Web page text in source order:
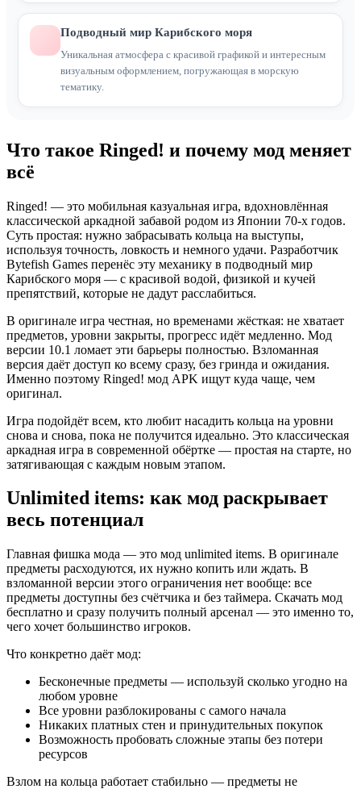
Подводный мир Карибского моря
Уникальная атмосфера с красивой графикой и интересным
визуальным оформлением, погружающая в морскую
тематику.
Что такое Ringed! и почему мод меняет
всё
Ringed! — это мобильная казуальная игра, вдохновлённая
классической аркадной забавой родом из Японии 70-х годов.
Суть простая: нужно забрасывать кольца на выступы,
используя точность, ловкость и немного удачи. Разработчик
Bytefish Games перенёс эту механику в подводный мир
Карибского моря — с красивой водой, физикой и кучей
препятствий, которые не дадут расслабиться.
В оригинале игра честная, но временами жёсткая: не хватает
предметов, уровни закрыты, прогресс идёт медленно. Мод
версии 10.1 ломает эти барьеры полностью. Взломанная
версия даёт доступ ко всему сразу, без гринда и ожидания.
Именно поэтому Ringed! мод APK ищут куда чаще, чем
оригинал.
Игра подойдёт всем, кто любит насадить кольца на уровни
снова и снова, пока не получится идеально. Это классическая
аркадная игра в современной обёртке — простая на старте, но
затягивающая с каждым новым этапом.
Unlimited items: как мод раскрывает
весь потенциал
Главная фишка мода — это мод unlimited items. В оригинале
предметы расходуются, их нужно копить или ждать. В
взломанной версии этого ограничения нет вообще: все
предметы доступны без счётчика и без таймера. Скачать мод
бесплатно и сразу получить полный арсенал — это именно то,
чего хочет большинство игроков.
Что конкретно даёт мод:
Бесконечные предметы — используй сколько угодно на
любом уровне
Все уровни разблокированы с самого начала
Никаких платных стен и принудительных покупок
Возможность пробовать сложные этапы без потери
ресурсов
Взлом на кольца работает стабильно — предметы не